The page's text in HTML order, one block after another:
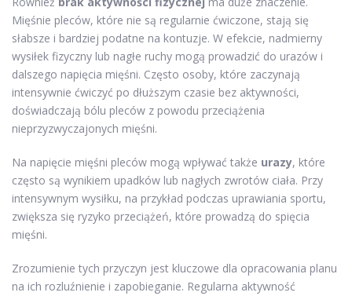
Mięśnie pleców, które nie są regularnie ćwiczone, stają się
słabsze i bardziej podatne na kontuzje. W efekcie, nadmierny
wysiłek fizyczny lub nagłe ruchy mogą prowadzić do urazów i
dalszego napięcia mięśni. Często osoby, które zaczynają
intensywnie ćwiczyć po dłuższym czasie bez aktywności,
doświadczają bólu pleców z powodu przeciążenia
nieprzyzwyczajonych mięśni.
Na napięcie mięśni pleców mogą wpływać także urazy, które
często są wynikiem upadków lub nagłych zwrotów ciała. Przy
intensywnym wysiłku, na przykład podczas uprawiania sportu,
zwiększa się ryzyko przeciążeń, które prowadzą do spięcia
mięśni.
Zrozumienie tych przyczyn jest kluczowe dla opracowania planu
na ich rozluźnienie i zapobieganie. Regularna aktywność